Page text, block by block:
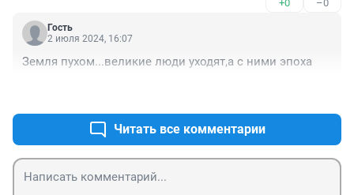
+0 –0
Гость
2 июля 2024, 16:07
Земля пухом...великие люди уходят,а с ними эпоха
Читать все комментарии